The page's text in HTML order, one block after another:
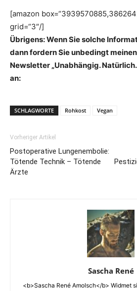
[amazon
grid=“3″/]
Übrigens: Wenn Sie solche
dann fordern Sie unbedingt
Newsletter „Unabhängig.
an:
SCHLAGWORTE Rohkost Vegan
Vorheriger Artikel
Postoperative Lungenembolie:
Tötende Technik – Tötende
Ärzte
Sascha René
<b>Sascha René Amolsch</b> Widmet